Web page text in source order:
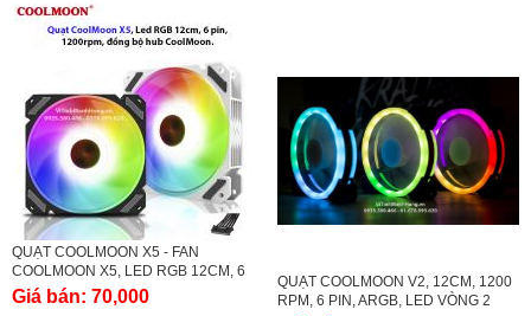
QUẠT COOLMOON X5 - FAN
COOLMOON X5, LED RGB 12CM, 6
PIN, 1200RPM, ĐỒNG BỘ HUB
COOLMOON.
Giá bán: 70,000
QUẠT COOLMOON V2, 12CM, 1200
RPM, 6 PIN, ARGB, LED VÒNG 2